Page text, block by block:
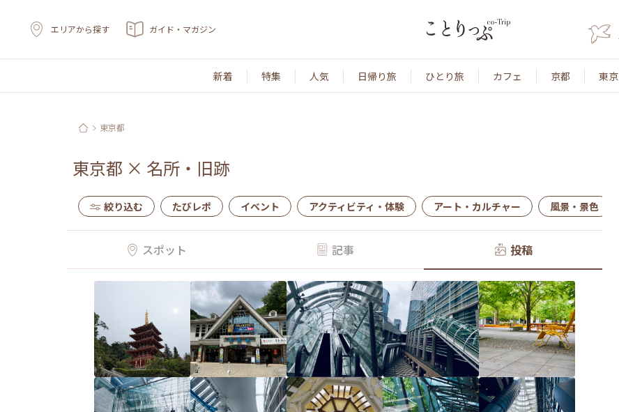
エリアから探す ガイド・マガジン
新着 特集 人気 日帰り旅 ひとり旅 カフェ 京都 東京
東京都
東京都 × 名所・旧跡
絞り込む たびレポ イベント アクティビティ・体験 アート・カルチャー 風景・景色
スポット 記事 投稿